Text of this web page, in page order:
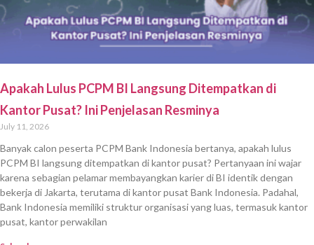
Apakah Lulus PCPM BI Langsung Ditempatkan di
Kantor Pusat? Ini Penjelasan Resminya
July 11, 2026
Banyak calon peserta PCPM Bank Indonesia bertanya, apakah lulus
PCPM BI langsung ditempatkan di kantor pusat? Pertanyaan ini wajar
karena sebagian pelamar membayangkan karier di BI identik dengan
bekerja di Jakarta, terutama di kantor pusat Bank Indonesia. Padahal,
Bank Indonesia memiliki struktur organisasi yang luas, termasuk kantor
pusat, kantor perwakilan